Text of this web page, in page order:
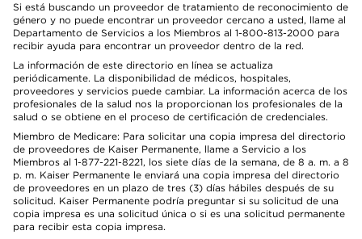
Si está buscando un proveedor de tratamiento de reconocimiento de
género y no puede encontrar un proveedor cercano a usted, llame al
Departamento de Servicios a los Miembros al 1-800-813-2000 para
recibir ayuda para encontrar un proveedor dentro de la red.
La información de este directorio en línea se actualiza
periódicamente. La disponibilidad de médicos, hospitales,
proveedores y servicios puede cambiar. La información acerca de los
profesionales de la salud nos la proporcionan los profesionales de la
salud o se obtiene en el proceso de certificación de credenciales.
Miembro de Medicare: Para solicitar una copia impresa del directorio
de proveedores de Kaiser Permanente, llame a Servicio a los
Miembros al 1-877-221-8221, los siete días de la semana, de 8 a. m. a 8
p. m. Kaiser Permanente le enviará una copia impresa del directorio
de proveedores en un plazo de tres (3) días hábiles después de su
solicitud. Kaiser Permanente podría preguntar si su solicitud de una
copia impresa es una solicitud única o si es una solicitud permanente
para recibir esta copia impresa.